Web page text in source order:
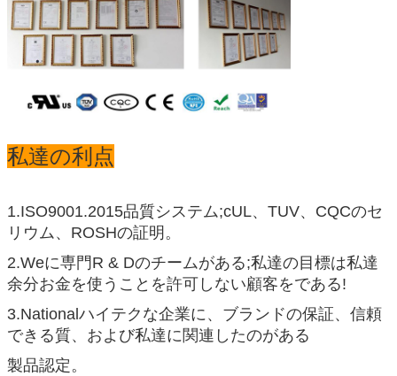
私達の利点
1.ISO9001.2015品質システム;cUL、TUV、CQCのセ
リウム、ROSHの証明。
2.Weに専門R & Dのチームがある;私達の目標は私達
余分お金を使うことを許可しない顧客をである!
3.Nationalハイテクな企業に、ブランドの保証、信頼
できる質、および私達に関連したのがある
製品認定。